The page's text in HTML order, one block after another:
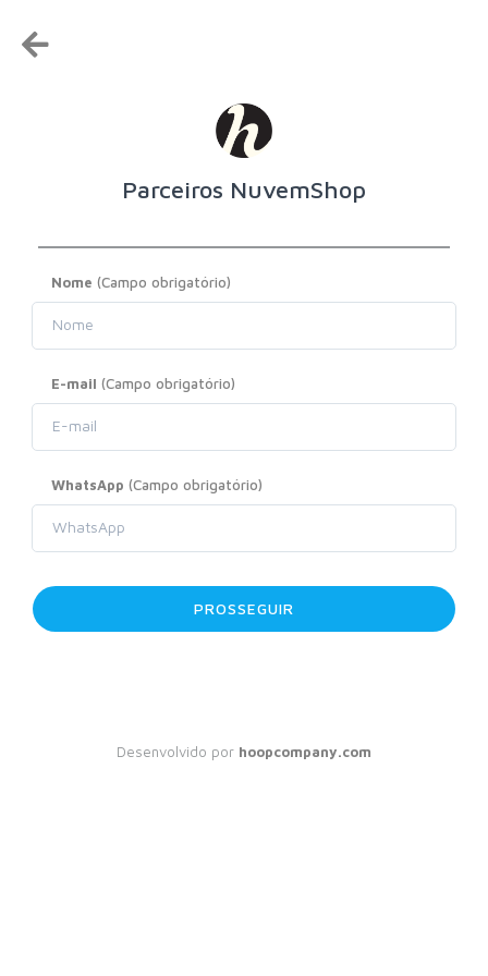
Parceiros NuvemShop
Nome (Campo obrigatório)
E-mail (Campo obrigatório)
WhatsApp (Campo obrigatório)
PROSSEGUIR
Desenvolvido por hoopcompany.com